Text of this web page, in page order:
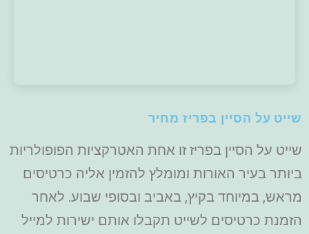
שייט על הסיין בפריז מחיר
שייט על הסיין בפריז זו אחת האטרקציות הפופולריות
ביותר בעיר האורות ומומלץ להזמין אליה כרטיסים
מראש, במיוחד בקיץ, באביב ובסופי שבוע. לאחר
הזמנת כרטיסים לשייט תקבלו אותם ישירות למייל